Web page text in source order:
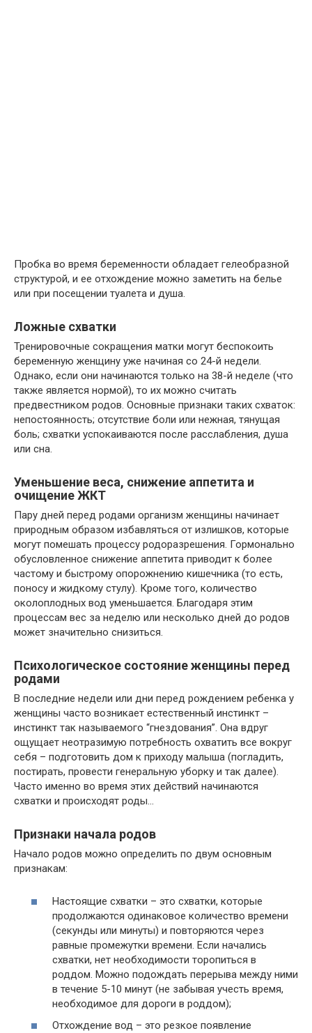
Пробка во время беременности обладает гелеобразной
структурой, и ее отхождение можно заметить на белье
или при посещении туалета и душа.
Ложные схватки
Тренировочные сокращения матки могут беспокоить
беременную женщину уже начиная со 24-й недели.
Однако, если они начинаются только на 38-й неделе (что
также является нормой), то их можно считать
предвестником родов. Основные признаки таких схваток:
непостоянность; отсутствие боли или нежная, тянущая
боль; схватки успокаиваются после расслабления, душа
или сна.
Уменьшение веса, снижение аппетита и
очищение ЖКТ
Пару дней перед родами организм женщины начинает
природным образом избавляться от излишков, которые
могут помешать процессу родоразрешения. Гормонально
обусловленное снижение аппетита приводит к более
частому и быстрому опорожнению кишечника (то есть,
поносу и жидкому стулу). Кроме того, количество
околоплодных вод уменьшается. Благодаря этим
процессам вес за неделю или несколько дней до родов
может значительно снизиться.
Психологическое состояние женщины перед
родами
В последние недели или дни перед рождением ребенка у
женщины часто возникает естественный инстинкт –
инстинкт так называемого “гнездования”. Она вдруг
ощущает неотразимую потребность охватить все вокруг
себя – подготовить дом к приходу малыша (погладить,
постирать, провести генеральную уборку и так далее).
Часто именно во время этих действий начинаются
схватки и происходят роды…
Признаки начала родов
Начало родов можно определить по двум основным
признакам:
Настоящие схватки – это схватки, которые
продолжаются одинаковое количество времени
(секунды или минуты) и повторяются через
равные промежутки времени. Если начались
схватки, нет необходимости торопиться в
роддом. Можно подождать перерыва между ними
в течение 5-10 минут (не забывая учесть время,
необходимое для дороги в роддом);
Отхождение вод – это резкое появление